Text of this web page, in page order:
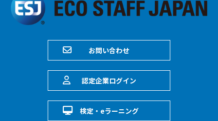
お問い合わせ
認定企業ログイン
検定・eラーニング